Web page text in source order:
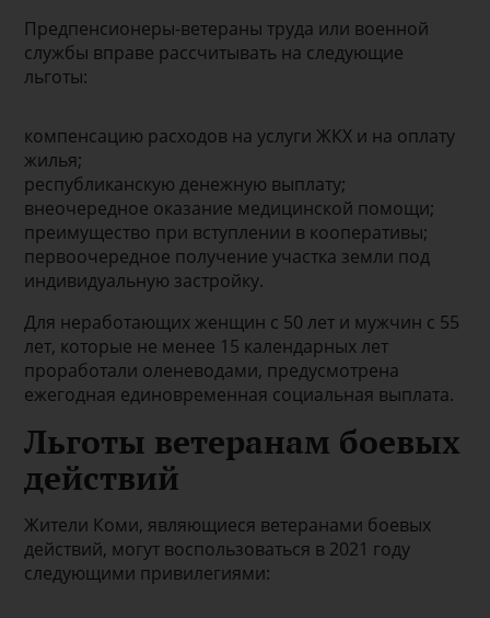
Предпенсионеры-ветераны труда или военной
службы вправе рассчитывать на следующие
льготы:
компенсацию расходов на услуги ЖКХ и на оплату
жилья;
республиканскую денежную выплату;
внеочередное оказание медицинской помощи;
преимущество при вступлении в кооперативы;
первоочередное получение участка земли под
индивидуальную застройку.
Для неработающих женщин с 50 лет и мужчин с 55
лет, которые не менее 15 календарных лет
проработали оленеводами, предусмотрена
ежегодная единовременная социальная выплата.
Льготы ветеранам боевых
действий
Жители Коми, являющиеся ветеранами боевых
действий, могут воспользоваться в 2021 году
следующими привилегиями: